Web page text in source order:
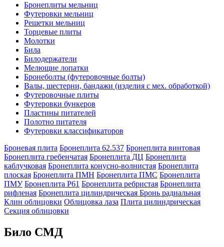
Бронеплиты мельниц
Футеровки мельниц
Решетки мельниц
Торцевые плиты
Молотки
Била
Билодержатели
Мелющие лопатки
Бронеболты (футеровочные болты)
Валы, шестерни, бандажи (изделия с мех. обработкой)
Футеровочные плиты
Футеровки бункеров
Пластины питателей
Полотно питателя
Футеровки классификаторов
Броневая плита Бронеплита 62.537 Бронеплита винтовая
Бронеплита гребенчатая Бронеплита ДЦ Бронеплита
каблучковая Бронеплита конусно-волнистая Бронеплита
плоская Бронеплита ПМН Бронеплита ПМС Бронеплита
ПМУ Бронеплита Р61 Бронеплита ребристая Бронеплита
рифленая Бронеплита цилиндрическая Бронь радиальная
Клин облицовки Облицовка лаза Плита цилиндрическая
Секция облицовки
Било СМД